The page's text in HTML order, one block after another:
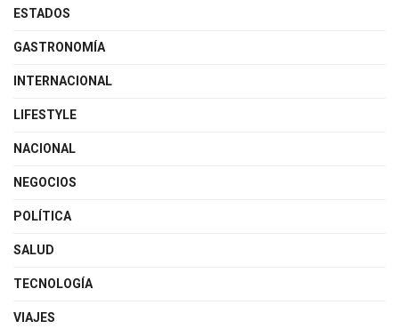
ESTADOS
GASTRONOMÍA
INTERNACIONAL
LIFESTYLE
NACIONAL
NEGOCIOS
POLÍTICA
SALUD
TECNOLOGÍA
VIAJES